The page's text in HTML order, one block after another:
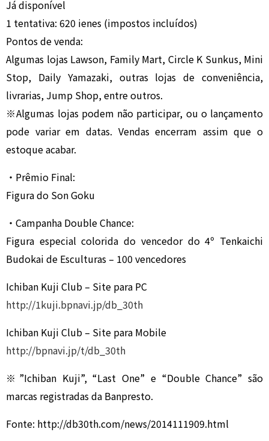
Já disponível
1 tentativa: 620 ienes (impostos incluídos)
Pontos de venda:
Algumas lojas Lawson, Family Mart, Circle K Sunkus, Mini
Stop, Daily Yamazaki, outras lojas de conveniência,
livrarias, Jump Shop, entre outros.
※Algumas lojas podem não participar, ou o lançamento
pode variar em datas. Vendas encerram assim que o
estoque acabar.
・Prêmio Final:
Figura do Son Goku
・Campanha Double Chance:
Figura especial colorida do vencedor do 4º Tenkaichi
Budokai de Esculturas – 100 vencedores
Ichiban Kuji Club – Site para PC
http://1kuji.bpnavi.jp/db_30th
Ichiban Kuji Club – Site para Mobile
http://bpnavi.jp/t/db_30th
※”Ichiban Kuji”, “Last One” e “Double Chance” são
marcas registradas da Banpresto.
Fonte: http://db30th.com/news/2014111909.html